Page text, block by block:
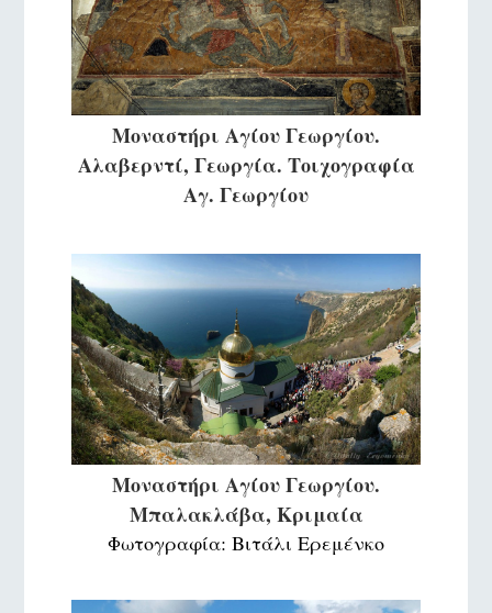
Μοναστήρι Αγίου Γεωργίου.
Αλαβερντί, Γεωργία. Τοιχογραφία
Αγ. Γεωργίου
Μοναστήρι Αγίου Γεωργίου.
Μπαλακλάβα, Κριμαία
Φωτογραφία: Βιτάλι Ερεμένκο